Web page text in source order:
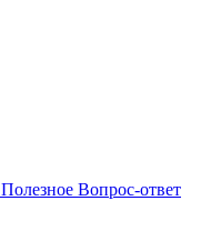
Полезное Вопрос-ответ